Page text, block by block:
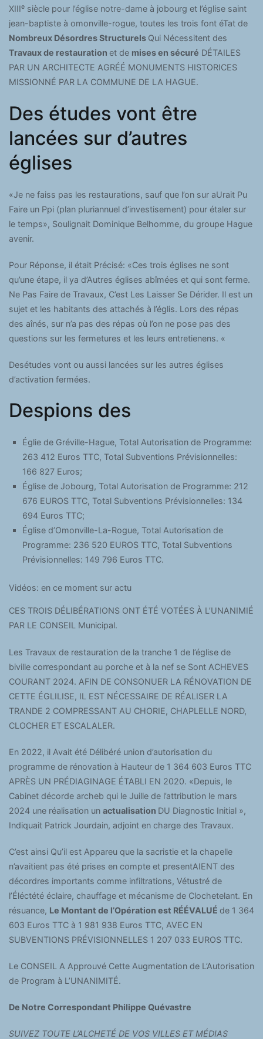
XIIIe siècle pour l’église notre-dame à jobourg et l’église saint
jean-baptiste à omonville-rogue, toutes les trois font éTat de
Nombreux Désordres Structurels Qui Nécessitent des
Travaux de restauration et de mises en sécuré DÉTAILES
PAR UN ARCHITECTE AGRÉÉ MONUMENTS HISTORICES
MISSIONNÉ PAR LA COMMUNE DE LA HAGUE.
Des études vont être
lancées sur d’autres
églises
«Je ne faiss pas les restaurations, sauf que l’on sur aUrait Pu
Faire un Ppi (plan pluriannuel d’investisement) pour étaler sur
le temps», Soulignait Dominique Belhomme, du groupe Hague
avenir.
Pour Réponse, il était Précisé: «Ces trois églises ne sont
qu’une étape, il ya d’Autres églises abîmées et qui sont ferme.
Ne Pas Faire de Travaux, C’est Les Laisser Se Dérider. Il est un
sujet et les habitants des attachés à l’églis. Lors des répas
des aînés, sur n’a pas des répas où l’on ne pose pas des
questions sur les fermetures et les leurs entretienens. «
Desétudes vont ou aussi lancées sur les autres églises
d’activation fermées.
Despions des
Églie de Gréville-Hague, Total Autorisation de Programme:
263 412 Euros TTC, Total Subventions Prévisionnelles:
166 827 Euros;
Église de Jobourg, Total Autorisation de Programme: 212
676 EUROS TTC, Total Subventions Prévisionnelles: 134
694 Euros TTC;
Église d’Omonville-La-Rogue, Total Autorisation de
Programme: 236 520 EUROS TTC, Total Subventions
Prévisionnelles: 149 796 Euros TTC.
Vidéos: en ce moment sur actu
CES TROIS DÉLIBÉRATIONS ONT ÉTÉ VOTÉES À L’UNANIMIÉ
PAR LE CONSEIL Municipal.
Les Travaux de restauration de la tranche 1 de l’église de
biville correspondant au porche et à la nef se Sont ACHEVES
COURANT 2024. AFIN DE CONSONUER LA RÉNOVATION DE
CETTE ÉGLILISE, IL EST NÉCESSAIRE DE RÉALISER LA
TRANDE 2 COMPRESSANT AU CHORIE, CHAPLELLE NORD,
CLOCHER ET ESCALALER.
En 2022, il Avait été Délibéré union d’autorisation du
programme de rénovation à Hauteur de 1 364 603 Euros TTC
APRÈS UN PRÉDIAGINAGE ÉTABLI EN 2020. «Depuis, le
Cabinet décorde archeb qui le Juille de l’attribution le mars
2024 une réalisation un actualisation DU Diagnostic Initial »,
Indiquait Patrick Jourdain, adjoint en charge des Travaux.
C’est ainsi Qu’il est Appareu que la sacristie et la chapelle
n’avaitient pas été prises en compte et presentAIENT des
décordres importants comme infiltrations, Vétustré de
l’Éléctété éclaire, chauffage et mécanisme de Clochetelant. En
résuance, Le Montant de l’Opération est RÉÉVALUÉ de 1 364
603 Euros TTC à 1 981 938 Euros TTC, AVEC EN
SUBVENTIONS PRÉVISIONNELLES 1 207 033 EUROS TTC.
Le CONSEIL A Approuvé Cette Augmentation de L’Autorisation
de Program à L’UNANIMITÉ.
De Notre Correspondant Philippe Quévastre
SUIVEZ TOUTE L’ALCHETÉ DE VOS VILLES ET MÉDIAS